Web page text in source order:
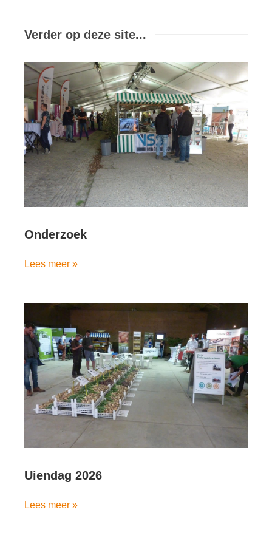
Verder op deze site...
Onderzoek
Lees meer »
Uiendag 2026
Lees meer »